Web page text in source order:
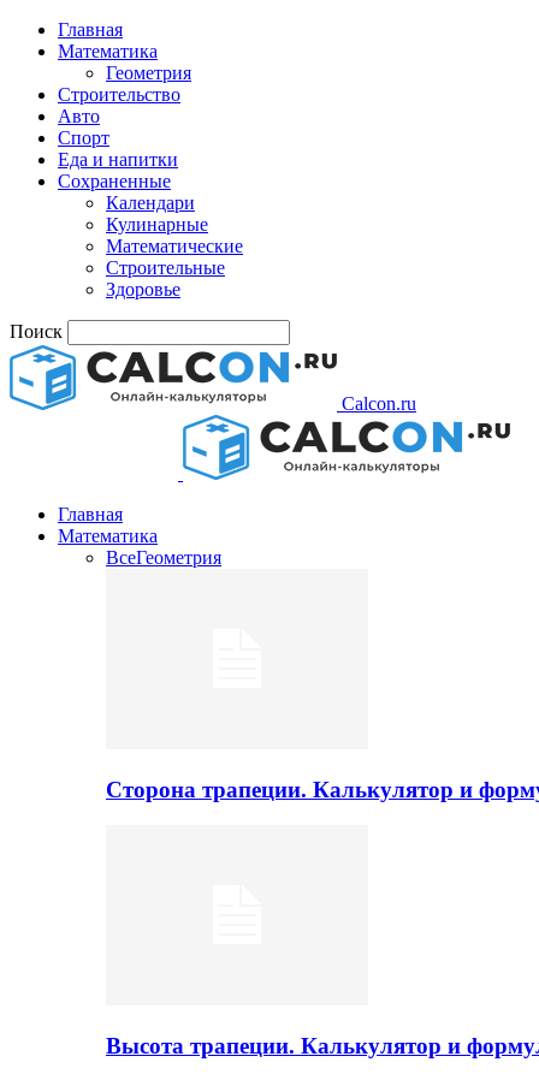
Главная
Математика
Геометрия
Строительство
Авто
Спорт
Еда и напитки
Сохраненные
Календари
Кулинарные
Математические
Строительные
Здоровье
Поиск
Calcon.ru
Главная
Математика
ВсеГеометрия
Сторона трапеции. Калькулятор и
Высота трапеции. Калькулятор и